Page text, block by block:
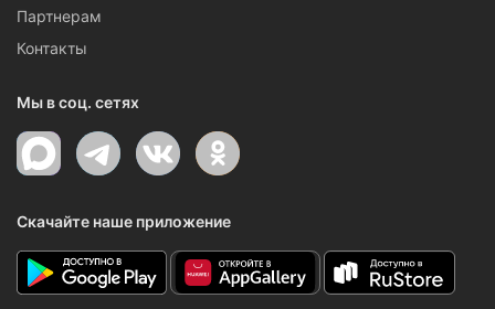
Партнерам
Контакты
Мы в соц. сетях
Скачайте наше приложение